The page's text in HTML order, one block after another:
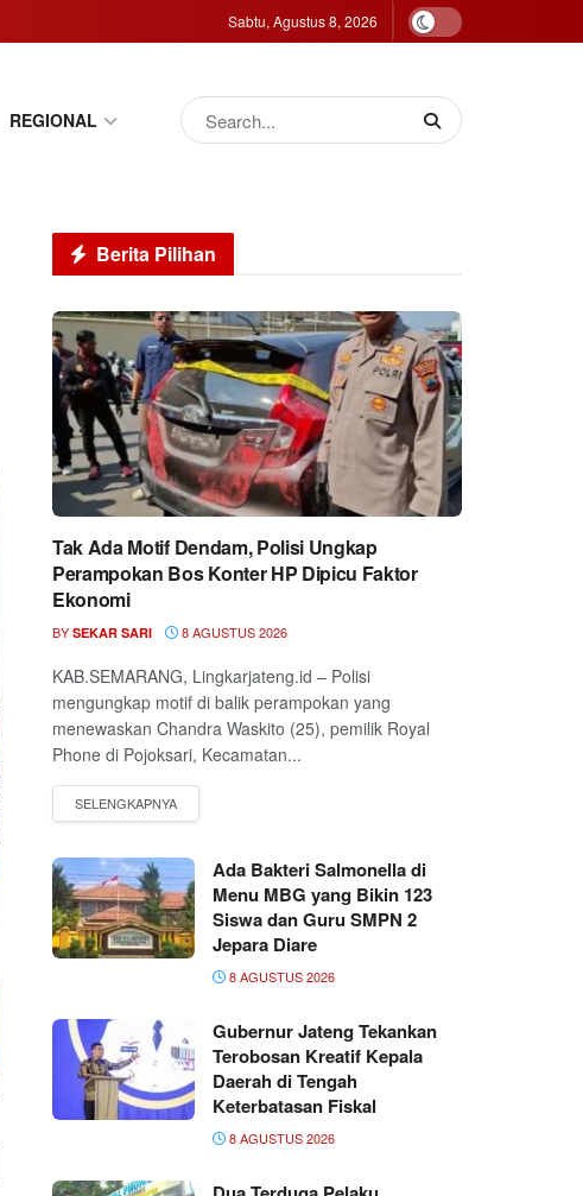
Sabtu, Agustus 8, 2026
REGIONAL
Berita Pilihan
Tak Ada Motif Dendam, Polisi Ungkap
Perampokan Bos Konter HP Dipicu Faktor
Ekonomi
BY SEKAR SARI 8 AGUSTUS 2026
KAB.SEMARANG, Lingkarjateng.id – Polisi
mengungkap motif di balik perampokan yang
menewaskan Chandra Waskito (25), pemilik Royal
Phone di Pojoksari, Kecamatan...
Ada Bakteri Salmonella di
Menu MBG yang Bikin 123
Siswa dan Guru SMPN 2
Jepara Diare
8 AGUSTUS 2026
Gubernur Jateng Tekankan
Terobosan Kreatif Kepala
Daerah di Tengah
Keterbatasan Fiskal
8 AGUSTUS 2026